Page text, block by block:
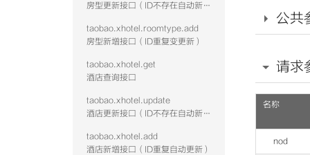
房型更新接口（ID不存在自动新增）
taobao.xhotel.roomtype.add
房型新增接口（ID重复变更新）
taobao.xhotel.get
酒店查询接口
taobao.xhotel.update
酒店更新接口（ID不存在自动新增）
taobao.xhotel.add
酒店新增接口（ID重复自动更新）
公共
请求
名称
nod